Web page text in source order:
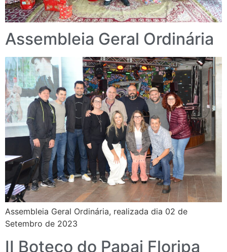
Assembleia Geral Ordinária
Assembleia Geral Ordinária, realizada dia 02 de
Setembro de 2023
II Boteco do Papai Floripa